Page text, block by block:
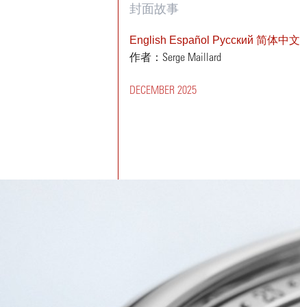
封面故事
English Español Pусский 简体中文
作者：Serge Maillard
DECEMBER 2025